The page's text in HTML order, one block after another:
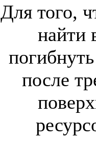
Для того,
найти
после